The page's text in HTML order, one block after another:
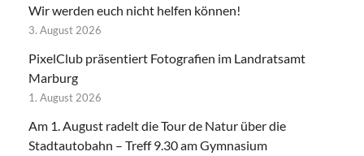
Wir werden euch nicht helfen können!
3. August 2026
PixelClub präsentiert Fotografien im Landratsamt
Marburg
1. August 2026
Am 1. August radelt die Tour de Natur über die
Stadtautobahn – Treff 9.30 am Gymnasium